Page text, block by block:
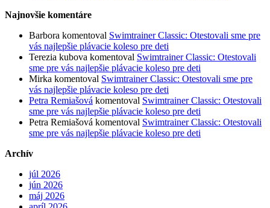
Najnovšie komentáre
Barbora komentoval Swimtrainer Classic: Otestovali sme pre
vás najlepšie plávacie koleso pre deti
Terezia kubova komentoval Swimtrainer Classic: Otestovali
sme pre vás najlepšie plávacie koleso pre deti
Mirka komentoval Swimtrainer Classic: Otestovali sme pre
vás najlepšie plávacie koleso pre deti
Petra Remiašová komentoval Swimtrainer Classic: Otestovali
sme pre vás najlepšie plávacie koleso pre deti
Petra Remiašová komentoval Swimtrainer Classic: Otestovali
sme pre vás najlepšie plávacie koleso pre deti
Archív
júl 2026
jún 2026
máj 2026